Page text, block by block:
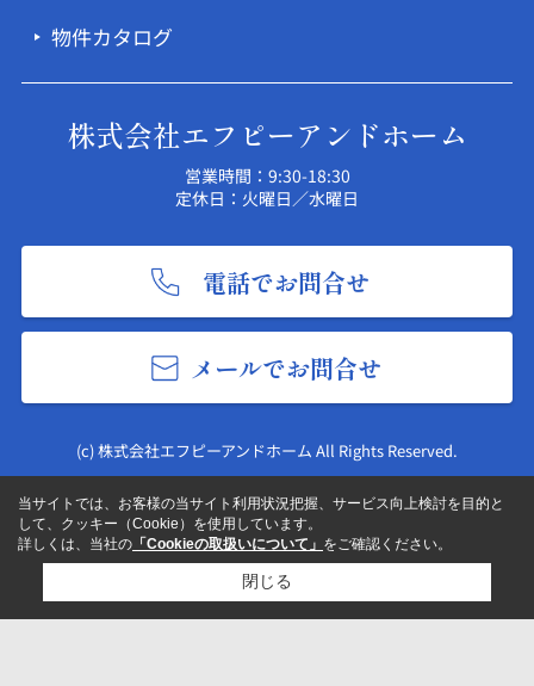
物件カタログ
株式会社エフピーアンドホーム
営業時間：9:30-18:30
定休日：火曜日／水曜日
電話でお問合せ
メールでお問合せ
(c) 株式会社エフピーアンドホーム All Rights Reserved.
当サイトでは、お客様の当サイト利用状況把握、サービス向上検討を目的と
して、クッキー（Cookie）を使用しています。
詳しくは、当社の 「Cookieの取扱いについて」 をご確認ください。
閉じる